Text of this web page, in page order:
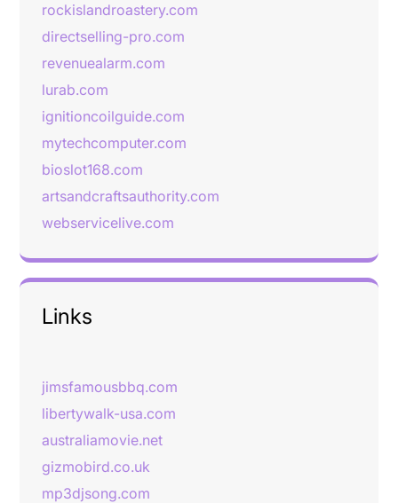
rockislandroastery.com
directselling-pro.com
revenuealarm.com
lurab.com
ignitioncoilguide.com
mytechcomputer.com
bioslot168.com
artsandcraftsauthority.com
webservicelive.com
Links
jimsfamousbbq.com
libertywalk-usa.com
australiamovie.net
gizmobird.co.uk
mp3djsong.com